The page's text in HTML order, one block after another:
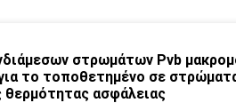
στρωμάτων Pvb
το τοποθετημένο σε
θερμότητας ασφάλειας